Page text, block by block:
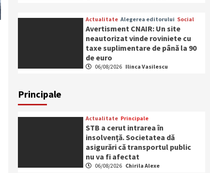
Actualitate Alegerea editorului Social
Avertisment CNAIR: Un site
neautorizat vinde roviniete cu
taxe suplimentare de până la 90
de euro
06/08/2026 Ilinca Vasilescu
Principale
Actualitate Principale
STB a cerut intrarea în
insolvență. Societatea dă
asigurări că transportul public
nu va fi afectat
06/08/2026 Chirila Alexe